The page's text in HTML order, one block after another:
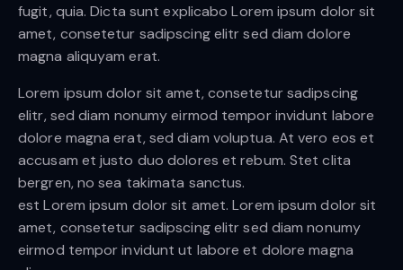
fugit, quia. Dicta sunt explicabo Lorem ipsum dolor sit
amet, consetetur sadipscing elitr sed diam dolore
magna aliquyam erat.
Lorem ipsum dolor sit amet, consetetur sadipscing
elitr, sed diam nonumy eirmod tempor invidunt labore
dolore magna erat, sed diam voluptua. At vero eos et
accusam et justo duo dolores et rebum. Stet clita
bergren, no sea takimata sanctus.
est Lorem ipsum dolor sit amet. Lorem ipsum dolor sit
amet, consetetur sadipscing elitr sed diam nonumy
eirmod tempor invidunt ut labore et dolore magna